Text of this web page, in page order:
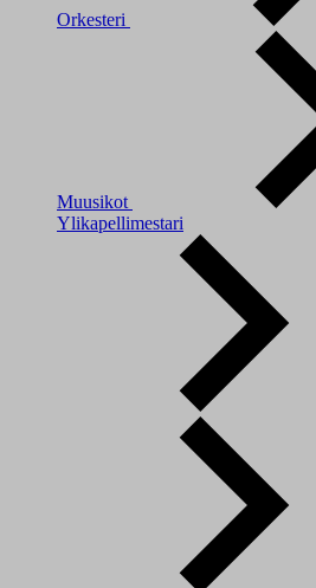
Orkesteri
Muusikot
Ylikapellimestari